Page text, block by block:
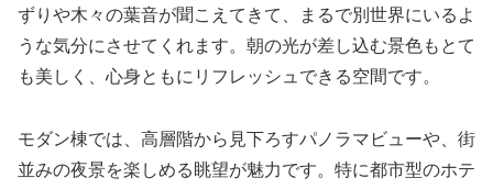
ずりや木々の葉音が聞こえてきて、まるで別世界にいるよ
うな気分にさせてくれます。朝の光が差し込む景色もとて
も美しく、心身ともにリフレッシュできる空間です。
モダン棟では、高層階から見下ろすパノラマビューや、街
並みの夜景を楽しめる眺望が魅力です。特に都市型のホテ